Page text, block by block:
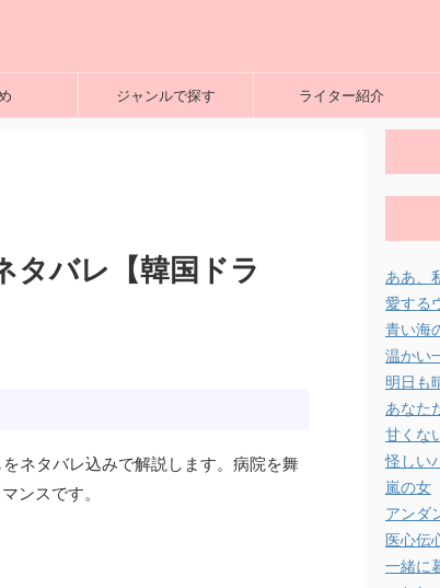
ジャンルで探す ライター紹介
タバレ【韓国ドラ
ネタバレ込みで解説します。病院を舞
ンスです。
ああ、
愛する
青い海
温かい
明日も
あなた
甘くな
怪しい
嵐の女
アンダ
医心伝
一緒に